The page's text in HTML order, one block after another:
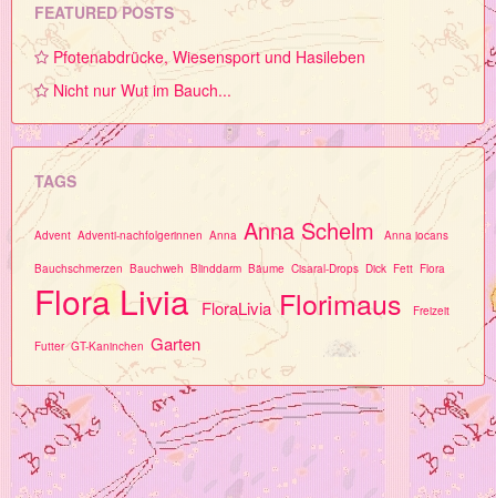
FEATURED POSTS
Pfotenabdrücke, Wiesensport und Hasileben
Nicht nur Wut im Bauch...
TAGS
Advent Adventi-nachfolgerinnen Anna Anna Schelm Anna iocans
Bauchschmerzen Bauchweh Blinddarm Bäume Cisaral-Drops Dick Fett Flora
Flora Livia FloraLivia Florimaus Freizeit
Futter GT-Kaninchen Garten